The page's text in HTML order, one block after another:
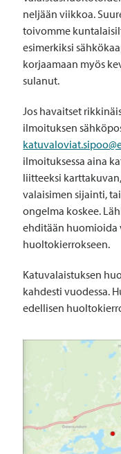
neljään viikkoa.
toivomme
esimerkiksi
korjaamaan myös
sulanut.
Jos havaitset
ilmoituksen
ilmoituksessa aina
liitteeksi
valaisimen sijainti,
ongelma koskee.
ehditään huomioida
huoltokierrokseen.
Katuvalaistuksen
kahdesti vuodessa.
edellisen